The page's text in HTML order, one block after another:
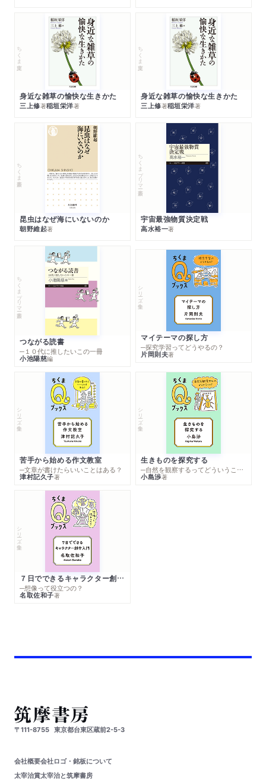
ちくま文庫
身近な雑草の愉快な生きかた
三上修著稲垣栄洋著
ちくま文庫
身近な雑草の愉快な生きかた
三上修著稲垣栄洋著
ちくま新書
昆虫はなぜ海にいないのか
朝野維起著
ちくまプリマー新書
宇宙最強物質決定戦
高水裕一著
ちくまプリマー新書
つながる読書
─１０代に推したいこの一冊
小池陽慈編
シリーズ・全集
マイテーマの探し方
─探究学習ってどうやるの？
片岡則夫著
シリーズ・全集
苦手から始める作文教室
─文章が書けたらいいことはある？
津村記久子著
シリーズ・全集
生きものを探究する
─自然を観察するってどういうこと？
小島渉著
シリーズ・全集
７日でできるキャラクター創作入門
─想像って役立つの？
名取佐和子著
〒111-8755 東京都台東区蔵前2-5-3
会社概要会社ロゴ・銘板について
太宰治賞太宰治と筑摩書房